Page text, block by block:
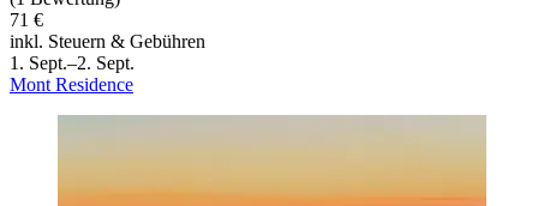
71 €
inkl. Steuern & Gebühren
1. Sept.–2. Sept.
Mont Residence